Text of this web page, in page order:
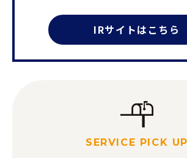
IRサイトはこちら
SERVICE PICK UP